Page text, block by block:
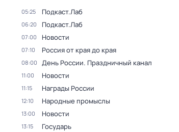
05:25 Подкаст.Лаб
06:20 Подкаст.Лаб
07:00 Новости
07:10 Россия от края до края
08:00 День России. Праздничный канал
11:00 Новости
11:15 Награды России
12:10 Народные промыслы
13:00 Новости
13:15 Государь